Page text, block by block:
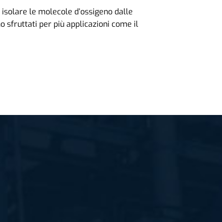
le molecole d’ossigeno dalle
sfruttati per più applicazioni come il